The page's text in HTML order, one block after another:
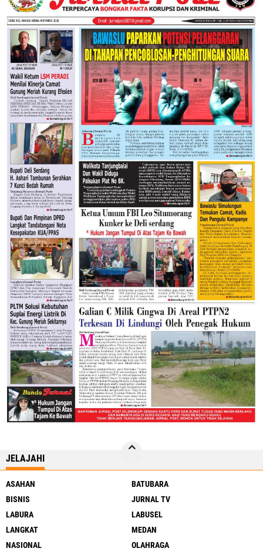
JELAJAHI
ASAHAN
BATUBARA
BISNIS
JURNAL TV
LABURA
LABUSEL
LANGKAT
MEDAN
NASIONAL
OLAHRAGA